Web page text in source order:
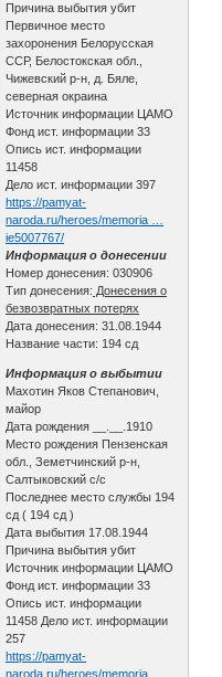
Причина выбытия убит
Первичное место
захоронения Белорусская
ССР, Белостокская обл.,
Чижевский р-н, д. Бяле,
северная окраина
Источник информации ЦАМО
Фонд ист. информации 33
Опись ист. информации
11458
Дело ист. информации 397
https://pamyat-
naroda.ru/heroes/memoria …
ie5007767/
Информация о донесении
Номер донесения: 030906
Тип донесения: Донесения о
безвозвратных потерях
Дата донесения: 31.08.1944
Название части: 194 сд
Информация о выбытии
Махотин Яков Степанович,
майор
Дата рождения __.__.1910
Место рождения Пензенская
обл., Земетчинский р-н,
Салтыковский с/с
Последнее место службы 194
сд ( 194 сд )
Дата выбытия 17.08.1944
Причина выбытия убит
Источник информации ЦАМО
Фонд ист. информации 33
Опись ист. информации
11458 Дело ист. информации
257
https://pamyat-
naroda.ru/heroes/memoria …